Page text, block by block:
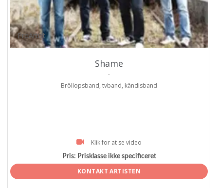
ProArtist
Shame
.
Bröllopsband, tvband, kändisband
Klik for at se video
Pris: Prisklasse ikke specificeret
KONTAKT ARTISTEN